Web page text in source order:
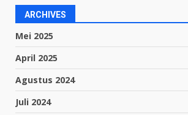
ARCHIVES
Mei 2025
April 2025
Agustus 2024
Juli 2024